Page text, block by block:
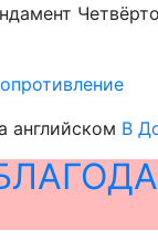
английском В